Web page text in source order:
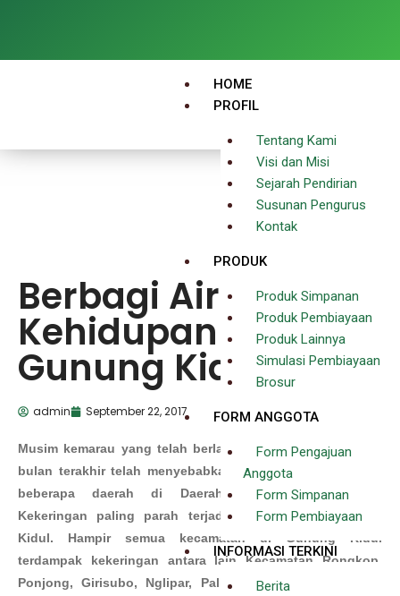
HOME
PROFIL
Tentang Kami
Visi dan Misi
Sejarah Pendirian
Susunan Pengurus
Kontak
PRODUK
Produk Simpanan
Produk Pembiayaan
Produk Lainnya
Simulasi Pembiayaan
Brosur
FORM ANGGOTA
Form Pengajuan
Anggota
Form Simpanan
Form Pembiayaan
INFORMASI TERKINI
Berita
Berbagi Air
Kehidupan Untuk
Gunung Kidul
admin September 22, 2017
Musim kemarau yang telah berlangsung selama beberapa
bulan terakhir telah menyebabkan bencana kekeringan di
beberapa daerah di Daerah Istimewa Yogyakarta.
Kekeringan paling parah terjadi di Kabupaten Gunung
Kidul. Hampir semua kecamatan di Gunung Kidul
terdampak kekeringan antara lain Kecamatan Rongkop,
Ponjong, Girisubo, Nglipar, Paliyan, Tanjungsari, Tepus,